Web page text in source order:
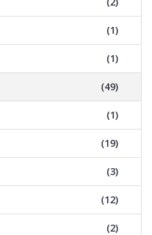
(1)
(1)
(49)
(1)
(19)
(3)
(12)
(2)